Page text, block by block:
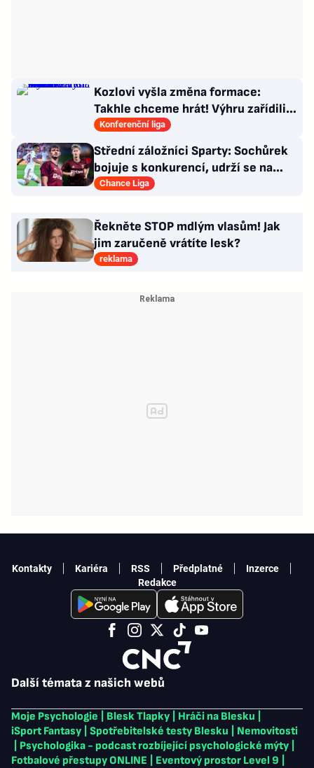
Kozlovi vyšla změna formace:
Takhle chceme hrát! Výhru zařídili
sváteční hlavičkáři
Konferenční liga
Střední záložníci Sparty: Sochůrek
bojuje s konkurencí, udrží se na
Letné Hollý?
Chance Liga
Řekněte STOP mdlým vlasům! Jak
jim zaručeně vrátíte lesk?
reklama
Další témata z našich webů
Moje Psychologie Blesk Tlapky Hráči na Blesku
iSport Fantasy
Spotřebitelské testy Blesku
Nemovitosti
Psychologika - podcast rozbíjející psychologické mýty
Fotbalové přestupy ONLINE
Eventový prostor Level 9
Kontakty Kariéra RSS Předplatné
Inzerce
Redakce